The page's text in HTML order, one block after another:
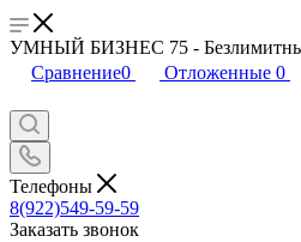
УМНЫЙ БИЗНЕС 75 -
Сравнение0 Отложенные 0
Телефоны
8(922)549-59-59
Заказать звонок